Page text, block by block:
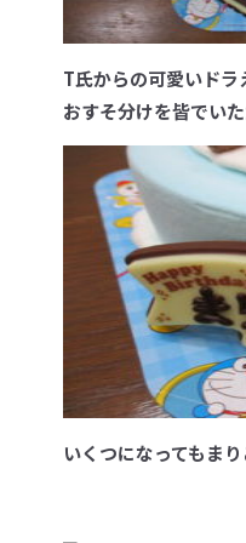
T氏からの可愛いドラ
おすそ分けを皆でい
いくつになっても